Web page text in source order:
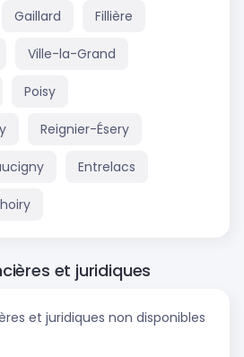
Gaillard Fillière
Ville-la-Grand
Poisy
Reignier-Ésery
Entrelacs
et juridiques
et juridiques non disponibles